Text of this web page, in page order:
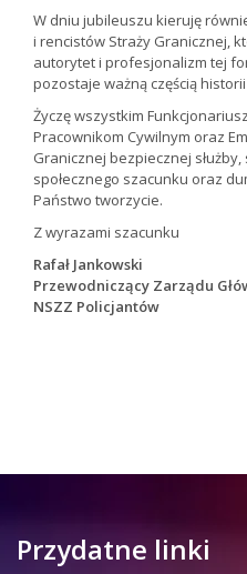
W dniu jubileuszu kieruję
i rencistów Straży Granicznej,
autorytet i profesjonalizm tej
pozostaje ważną częścią
Życzę wszystkim
Pracownikom Cywilnym oraz
Granicznej bezpiecznej
społecznego szacunku oraz
Państwo tworzycie.
Z wyrazami szacunku
Rafał Jankowski
Przewodniczący Zarządu
NSZZ Policjantów
Przydatne linki